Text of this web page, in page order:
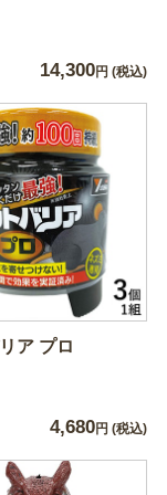
14,300円 (税込)
ア プロ
4,680円 (税込)